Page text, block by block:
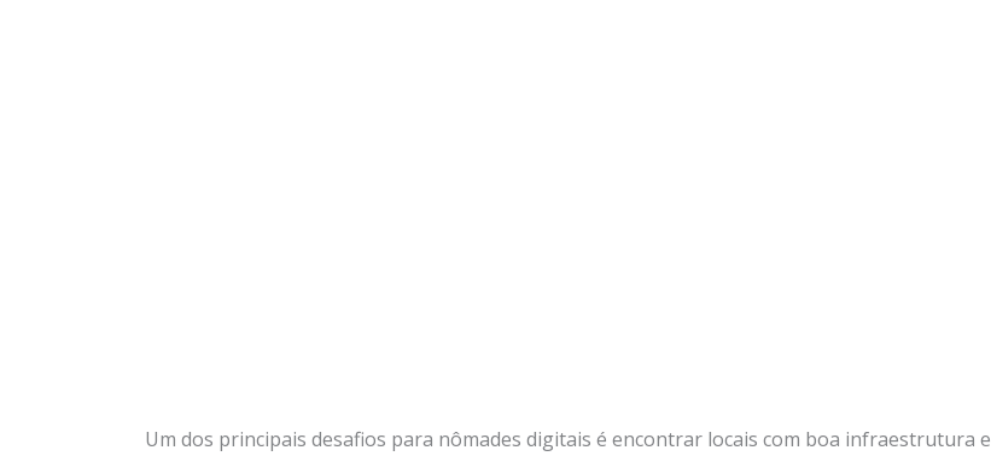
Um dos principais desafios para nômades digitais é encontrar locais com boa infraestrutura e